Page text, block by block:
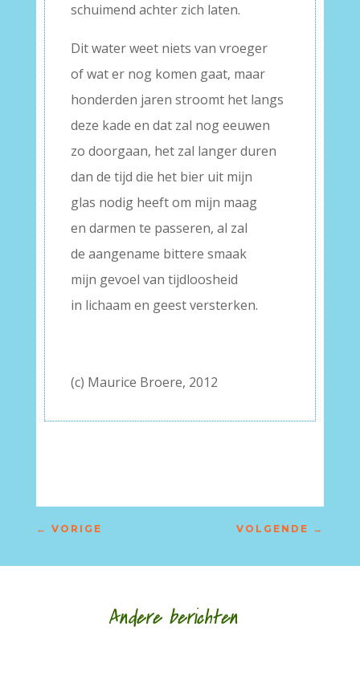
schuimend achter zich laten.
Dit water weet niets van vroeger
of wat er nog komen gaat, maar
honderden jaren stroomt het langs
deze kade en dat zal nog eeuwen
zo doorgaan, het zal langer duren
dan de tijd die het bier uit mijn
glas nodig heeft om mijn maag
en darmen te passeren, al zal
de aangename bittere smaak
mijn gevoel van tijdloosheid
in lichaam en geest versterken.
(c) Maurice Broere, 2012
← VORIGE VOLGENDE →
Andere berichten